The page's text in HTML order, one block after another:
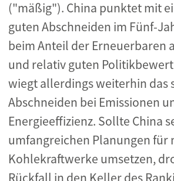
("mäßig"). China punktet mit
guten Abschneiden im Fünf-
beim Anteil der Erneuerbaren
und relativ guten
wiegt allerdings weiterhin das
Abschneiden bei Emissionen
Energieeffizienz. Sollte China
umfangreichen Planungen für
Kohlekraftwerke umsetzen,
Rückfall in den Keller des